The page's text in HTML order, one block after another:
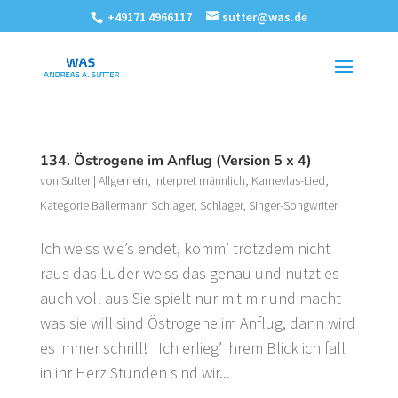
+49171 4966117 sutter@was.de
134. Östrogene im Anflug (Version 5 x 4)
von Sutter| Allgemein, Interpret männlich, Karnevlas-Lied,
Kategorie Ballermann Schlager, Schlager, Singer-Songwriter
Ich weiss wie’s endet, komm’ trotzdem nicht
raus das Luder weiss das genau und nutzt es
auch voll aus Sie spielt nur mit mir und macht
was sie will sind Östrogene im Anflug, dann wird
es immer schrill! Ich erlieg’ ihrem Blick ich fall
in ihr Herz Stunden sind wir...